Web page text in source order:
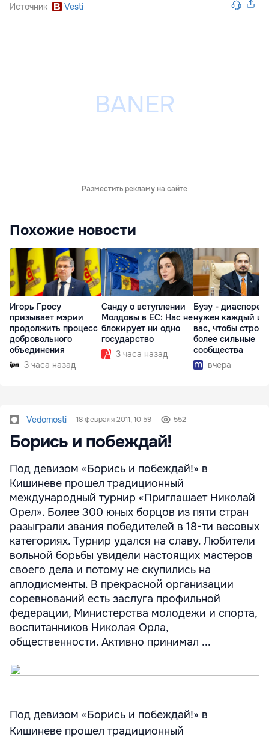
Источник Vesti
Разместить рекламу на сайте
Похожие новости
Игорь Гросу
призывает мэрии
продолжить процесс
добровольного
объединения
3 часа назад
Санду о вступлении
Молдовы в ЕС: Нас не
блокирует ни одно
государство
3 часа назад
Бузу - диаспоре:
нужен каждый из
вас, чтобы
более сильные
сообщества
вчера
Vedomosti 18 февраля 2011, 10:59 552
Борись и побеждай!
Под девизом «Борись и побеждай!» в
Кишиневе прошел традиционный
международный турнир «Приглашает Николай
Орел». Более 300 юных борцов из пяти стран
разыграли звания победителей в 18-ти весовых
категориях. Турнир удался на славу. Любители
вольной борьбы увидели настоящих мастеров
своего дела и потому не скупились на
аплодисменты. В прекрасной организации
соревнований есть заслуга профильной
федерации, Министерства молодежи и спорта,
воспитанников Николая Орла,
общественности. Активно принимал ...
Под девизом «Борись и побеждай!» в
Кишиневе прошел традиционный